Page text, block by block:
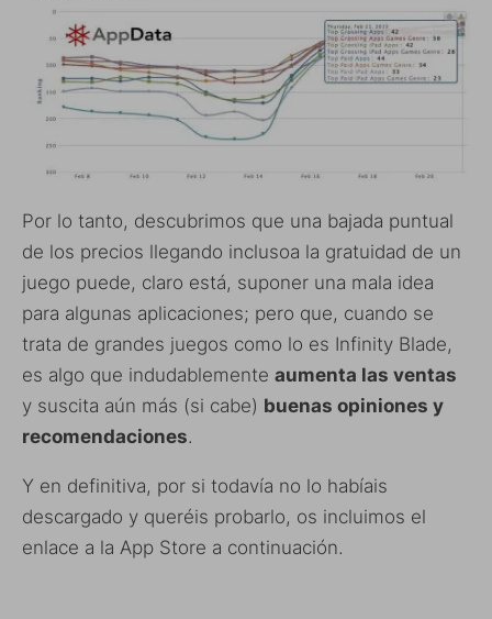
Por lo tanto, descubrimos que una bajada puntual
de los precios llegando inclusoa la gratuidad de un
juego puede, claro está, suponer una mala idea
para algunas aplicaciones; pero que, cuando se
trata de grandes juegos como lo es Infinity Blade,
es algo que indudablemente aumenta las ventas
y suscita aún más (si cabe) buenas opiniones y
recomendaciones.
Y en definitiva, por si todavía no lo habíais
descargado y queréis probarlo, os incluimos el
enlace a la App Store a continuación.